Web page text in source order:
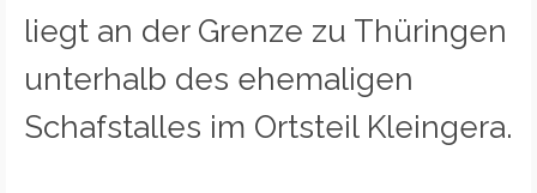
liegt an der Grenze zu Thüringen
unterhalb des ehemaligen
Schafstalles im Ortsteil Kleingera.